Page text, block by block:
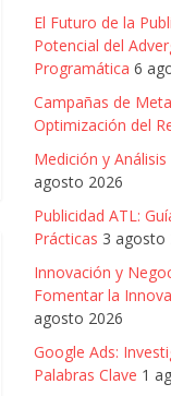
El Futuro de la
Potencial del
Programática 6
Campañas de
Optimización del
Medición y
agosto 2026
Publicidad ATL:
Prácticas 3 agosto
Innovación y
Fomentar la
agosto 2026
Google Ads:
Palabras Clave 1